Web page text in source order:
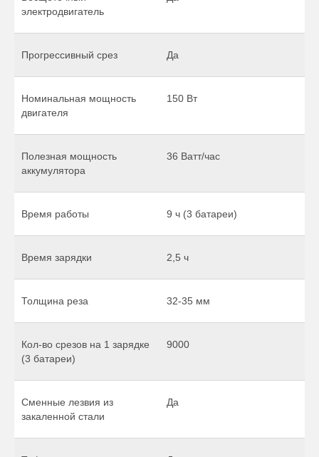
электродвигатель
Прогрессивный срез Да
Номинальная мощность
двигателя
150 Вт
Полезная мощность
аккумулятора
36 Ватт/час
Время работы 9 ч (3 батареи)
Время зарядки 2,5 ч
Толщина реза 32-35 мм
Кол-во срезов на 1 зарядке
(3 батареи)
9000
Сменные лезвия из
закаленной стали
Да